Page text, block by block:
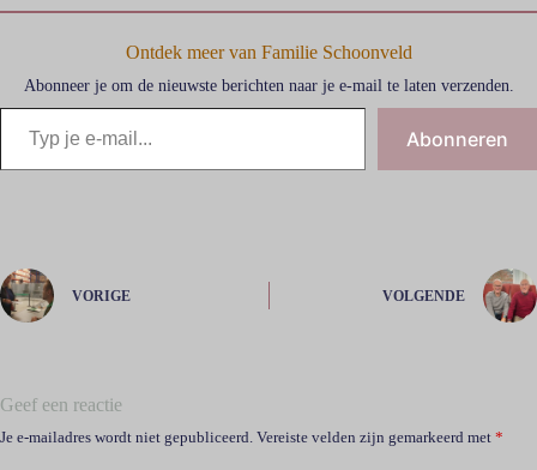
Ontdek meer van Familie Schoonveld
Abonneer je om de nieuwste berichten naar je e-mail te laten verzenden.
Abonneren
VORIGE VOLGENDE
Geef een reactie
Je e-mailadres wordt niet gepubliceerd. Vereiste velden zijn gemarkeerd met *